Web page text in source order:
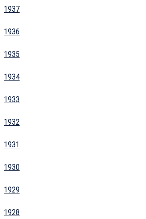
1937
1936
1935
1934
1933
1932
1931
1930
1929
1928